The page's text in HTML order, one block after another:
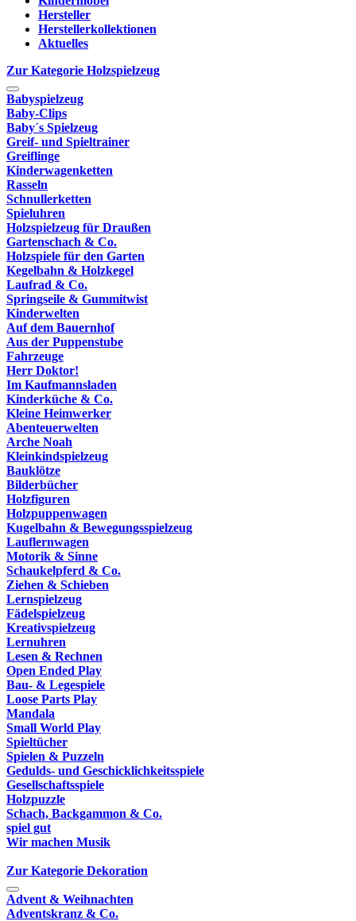
Hersteller
Herstellerkollektionen
Aktuelles
Zur Kategorie Holzspielzeug
Babyspielzeug
Baby-Clips
Baby´s Spielzeug
Greif- und Spieltrainer
Greiflinge
Kinderwagenketten
Rasseln
Schnullerketten
Spieluhren
Holzspielzeug für Draußen
Gartenschach & Co.
Holzspiele für den Garten
Kegelbahn & Holzkegel
Laufrad & Co.
Springseile & Gummitwist
Kinderwelten
Auf dem Bauernhof
Aus der Puppenstube
Fahrzeuge
Herr Doktor!
Im Kaufmannsladen
Kinderküche & Co.
Kleine Heimwerker
Abenteuerwelten
Arche Noah
Kleinkindspielzeug
Bauklötze
Bilderbücher
Holzfiguren
Holzpuppenwagen
Kugelbahn & Bewegungsspielzeug
Lauflernwagen
Motorik & Sinne
Schaukelpferd & Co.
Ziehen & Schieben
Lernspielzeug
Fädelspielzeug
Kreativspielzeug
Lernuhren
Lesen & Rechnen
Open Ended Play
Bau- & Legespiele
Loose Parts Play
Mandala
Small World Play
Spieltücher
Spielen & Puzzeln
Gedulds- und Geschicklichkeitsspiele
Gesellschaftsspiele
Holzpuzzle
Schach, Backgammon & Co.
spiel gut
Wir machen Musik
Zur Kategorie Dekoration
Advent & Weihnachten
Adventskranz & Co.